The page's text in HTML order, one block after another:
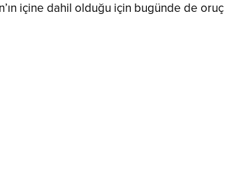
içine dahil olduğu için bugünde de oruç